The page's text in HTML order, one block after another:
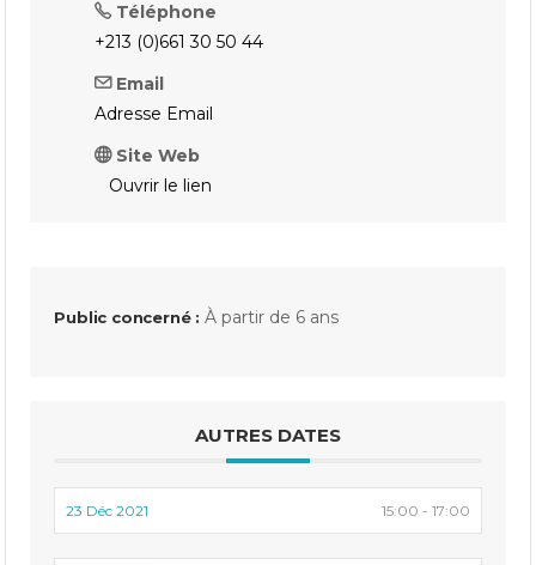
Téléphone
+213 (0)661 30 50 44
Email
Adresse Email
Site Web
Ouvrir le lien
Public concerné : À partir de 6 ans
AUTRES DATES
23 Déc 2021 15:00 - 17:00